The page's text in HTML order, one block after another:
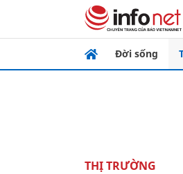
Đời sống
THỊ TRƯỜNG